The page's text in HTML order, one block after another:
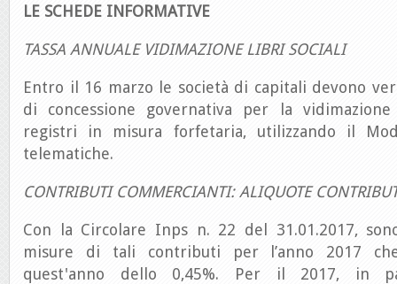
LE SCHEDE INFORMATIVE
TASSA ANNUALE VIDIMAZIONE LIBRI SOCIALI
Entro il 16 marzo le società di capitali devono
di concessione governativa per la
registri in misura forfetaria, utilizzando il
telematiche.
CONTRIBUTI COMMERCIANTI: ALIQUOTE
Con la Circolare Inps n. 22 del 31.01.2017,
misure di tali contributi per l’anno 2017
quest'anno dello 0,45%. Per il 2017, in